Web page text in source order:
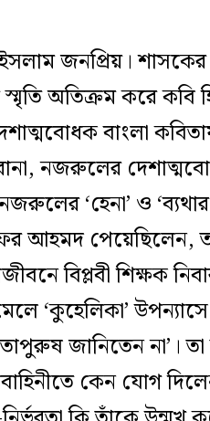
জনপ্রিয়।
স্মৃতি অতিক্রম করে কবি
বাংলা
নজরুলের
‘হেনা’ ও
আহমদ পেয়েছিলেন,
বিপ্লবী শিক্ষক
‘কুহেলিকা’ উপন্যাসে
জানিতেন না’। তা
কেন যোগ